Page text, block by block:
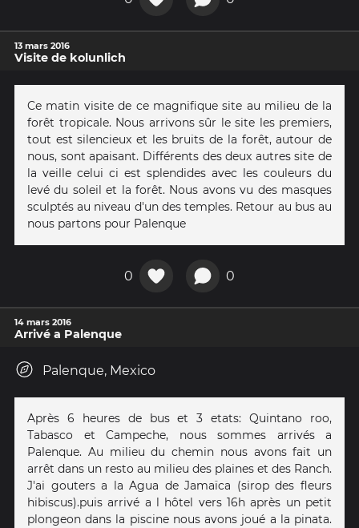
13 mars 2016
Visite de kolunlich
Ce matin visite de ce magnifique site au milieu de la
forêt tropicale. Nous arrivons sûr le site les premiers,
tout est silencieux et les bruits de la forêt, autour de
nous, sont apaisant. Différents des deux autres site de
la veille celui ci est splendides avec les couleurs du
levé du soleil et la forêt. Nous avons vu des masques
sculptés au niveau d'un des temples. Retour au bus au
nous partons pour Palenque
0 0
14 mars 2016
Arrivé a Palenque
Palenque, Mexico
Après 6 heures de bus et 3 etats: Quintano roo,
Tabasco et Campeche, nous sommes arrivés a
Palenque. Au milieu du chemin nous avons fait un
arrêt dans un resto au milieu des plaines et des Ranch.
J'ai gouters a la Agua de Jamaïca (sirop des fleurs
hibiscus).puis arrivé a l hôtel vers 16h après un petit
plongeon dans la piscine nous avons joué a la pinata.